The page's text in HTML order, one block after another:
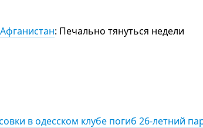
: Печально тянуться недели
в одесском клубе погиб 26-летний